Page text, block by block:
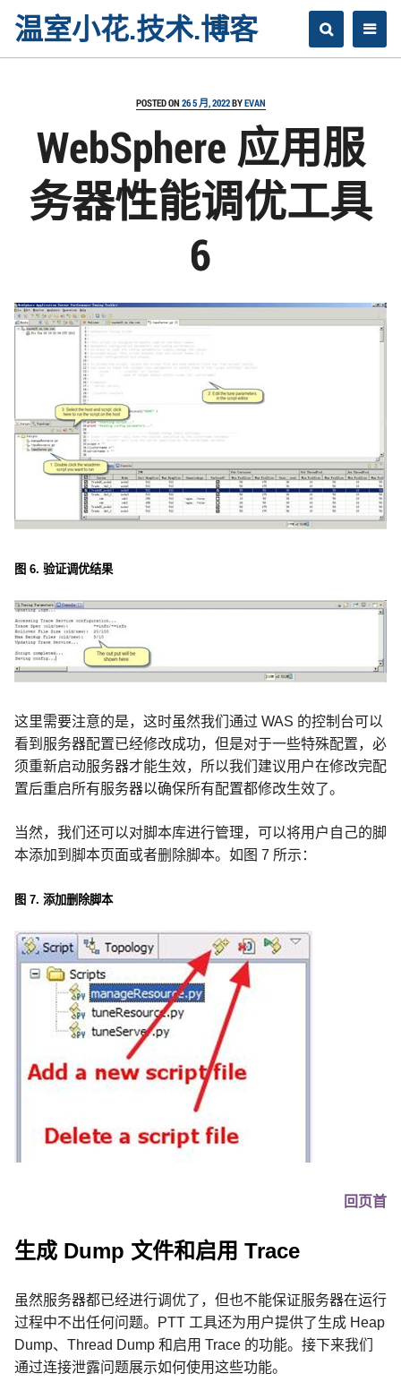
Skip温室小花.技术.博客
POSTED ON 26 5 月, 2022BYEVAN
WebSphere 应用服
务器性能调优工具
6
图 6. 验证调优结果
这里需要注意的是，这时虽然我们通过 WAS 的控制台可以
看到服务器配置已经修改成功，但是对于一些特殊配置，必
须重新启动服务器才能生效，所以我们建议用户在修改完配
置后重启所有服务器以确保所有配置都修改生效了。
当然，我们还可以对脚本库进行管理，可以将用户自己的脚
本添加到脚本页面或者删除脚本。如图 7 所示：
图 7. 添加删除脚本
回页首
生成 Dump 文件和启用 Trace
虽然服务器都已经进行调优了，但也不能保证服务器在运行
过程中不出任何问题。
PTT 工具还为用户提供了生成 Heap
Dump、 Thread Dump 和启用 Trace 的功能。接下来我们
通过连接泄露问题展示如何使用这些功能。